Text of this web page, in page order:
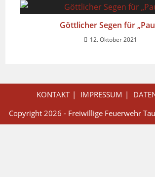
Göttlicher Segen für
12. Oktober 2021
KONTAKT IMPRESSUM
Copyright 2026 - Freiwillige Feuerwehr